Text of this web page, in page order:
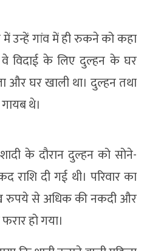
उन्हें गांव में ही रुकने को कहा
विदाई के लिए दुल्हन के घर
और घर खाली था। दुल्हन तथा
थे।
के दौरान दुल्हन को सोने-
दी गई थी। परिवार का
रुपये से अधिक की नकदी और
हो गया।